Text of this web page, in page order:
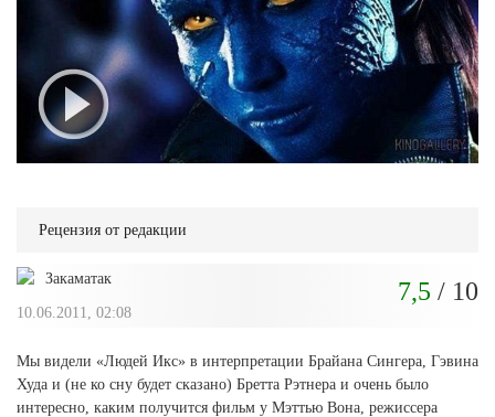
Рецензия от редакции
Закаматак
10.06.2011, 02:08
7,5 / 10
Мы видели «Людей Икс» в интерпретации Брайана Сингера, Гэвина
Худа и (не ко сну будет сказано) Бретта Рэтнера и очень было
интересно, каким получится фильм у Мэттью Вона, режиссера